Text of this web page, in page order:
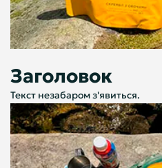
Заголовок
Текст незабаром з'явиться.